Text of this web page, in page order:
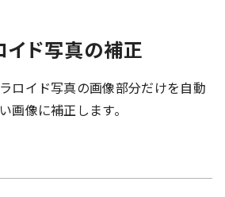
イド写真の補正
ロイド写真の画像部分だけを自動
画像に補正します。